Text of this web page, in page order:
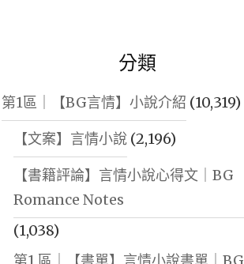
分類
第1區｜【BG言情】小說介紹 (10,319)
【文案】言情小說(2,196)
【書籍評論】言情小說心得文｜BG
Romance Notes
(1,038)